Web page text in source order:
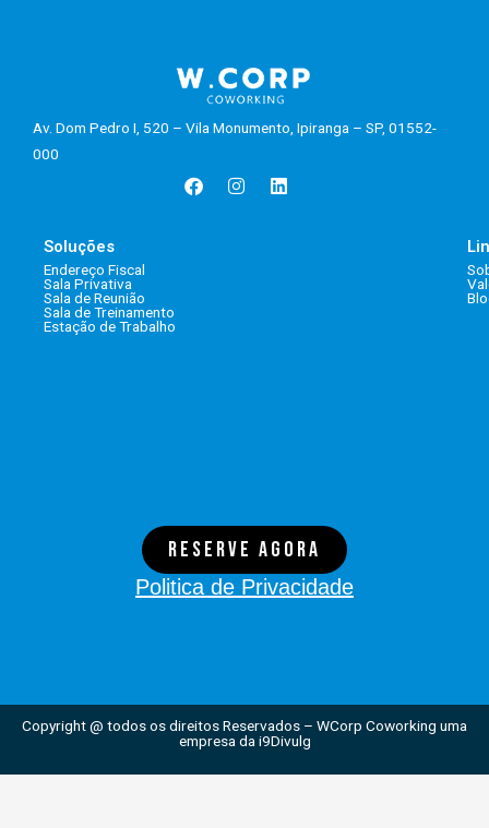
Av. Dom Pedro I, 520 – Vila Monumento, Ipiranga – SP, 01552-
000
Facebook
InstagramLinkedin
Soluções
Endereço Fiscal
Sala Privativa
Sala de Reunião
Sala de Treinamento
Estação de Trabalho
Reserve agora
Politica de Privacidade
Copyright @ todos os direitos Reservados – WCorp Coworking uma
empresa da i9Divulg